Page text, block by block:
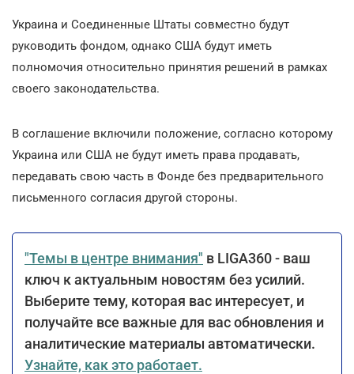
Украина и Соединенные Штаты совместно будут
руководить фондом, однако США будут иметь
полномочия относительно принятия решений в рамках
своего законодательства.
В соглашение включили положение, согласно которому
Украина или США не будут иметь права продавать,
передавать свою часть в Фонде без предварительного
письменного согласия другой стороны.
"Темы в центре внимания" в LIGA360 - ваш
ключ к актуальным новостям без усилий.
Выберите тему, которая вас интересует, и
получайте все важные для вас обновления и
аналитические материалы автоматически.
Узнайте, как это работает.